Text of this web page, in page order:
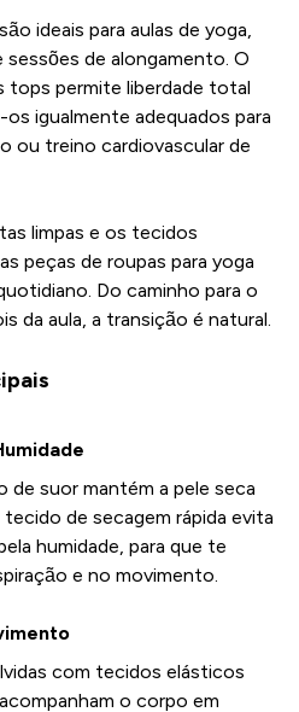
ideais para aulas de yoga,
de alongamento. O
tops permite liberdade total
igualmente adequados para
ou treino cardiovascular de
limpas e os tecidos
peças de roupas para yoga
Do caminho para o
da aula, a transição é natural.
de suor mantém a pele seca
de secagem rápida evita
humidade, para que te
e no movimento.
com tecidos elásticos
o corpo em